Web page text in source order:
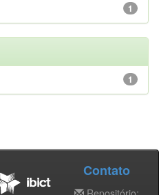
1
1
Contato